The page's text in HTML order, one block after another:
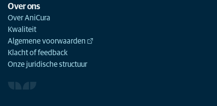
Over ons
Over AniCura
Kwaliteit
Algemene voorwaarden
Klacht of feedback
Onze juridische structuur